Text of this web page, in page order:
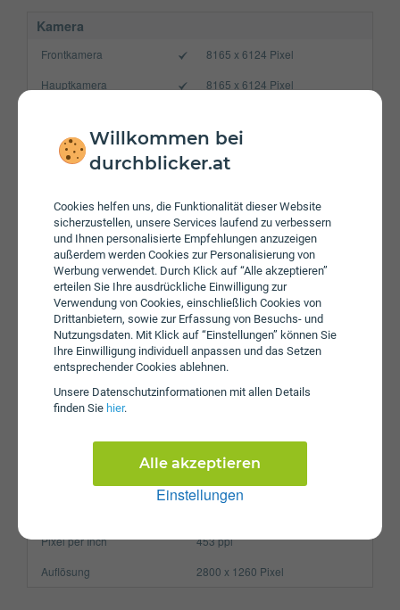
Willkommen bei
durchblicker.at
Cookies helfen uns, die Funktionalität dieser Website
sicherzustellen, unsere Services laufend zu verbessern
und Ihnen personalisierte Empfehlungen anzuzeigen
außerdem werden Cookies zur Personalisierung von
Werbung verwendet. Durch Klick auf “Alle akzeptieren”
erteilen Sie Ihre ausdrückliche Einwilligung zur
Verwendung von Cookies, einschließlich Cookies von
Drittanbietern, sowie zur Erfassung von Besuchs- und
Nutzungsdaten. Mit Klick auf “Einstellungen” können Sie
Ihre Einwilligung individuell anpassen und das Setzen
entsprechender Cookies ablehnen.
Unsere Daten­schutz­informationen mit allen Details
finden Sie hier.
Einstellungen
Alle akzeptieren
Kamera
Frontkamera
8165 x 6124 Pixel
Hauptkamera
8165 x 6124 Pixel
Bluetooth
5.4
WLAN
a/b/g/n/ac
Gerät
Akku
5500 mAh
Speicherkarte
Betriebssystem
Android 14
Prozessor
Octa-Core
Arbeitsspeicher
12 GB
SIM-Karte
Größe (H x B x T)
164.2 x 74.9 x 7.6 mm
Pixel per Inch
453 ppi
Auflösung
2800 x 1260 Pixel